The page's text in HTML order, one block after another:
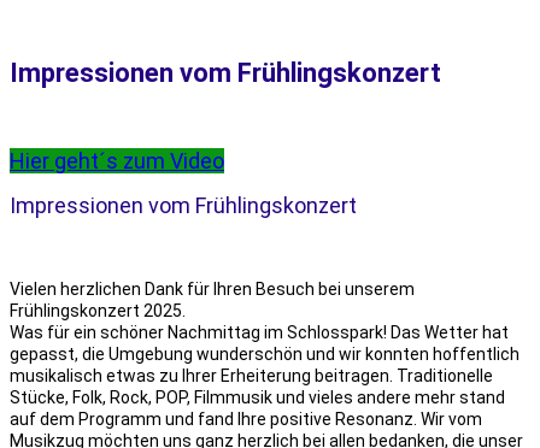
Impressionen vom Frühlingskonzert
Hier geht´s zum Video
Impressionen vom Frühlingskonzert
Vielen herzlichen Dank für Ihren Besuch bei unserem
Frühlingskonzert 2025.
Was für ein schöner Nachmittag im Schlosspark! Das Wetter hat
gepasst, die Umgebung wunderschön und wir konnten hoffentlich
musikalisch etwas zu Ihrer Erheiterung beitragen. Traditionelle
Stücke, Folk, Rock, POP, Filmmusik und vieles andere mehr stand
auf dem Programm und fand Ihre positive Resonanz. Wir vom
Musikzug möchten uns ganz herzlich bei allen bedanken, die unser